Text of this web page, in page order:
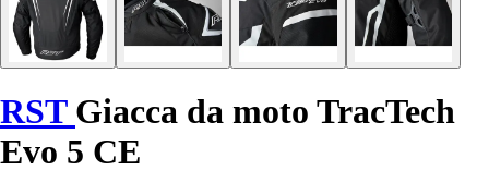
RST Giacca da moto TracTech
Evo 5 CE